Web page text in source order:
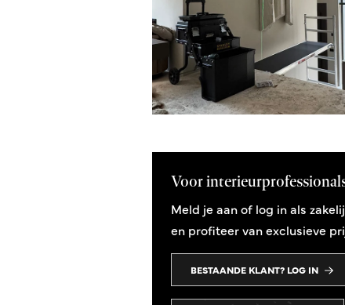
Voor
Meld je aan of log in als
en profiteer van exclusieve
BESTAANDE KLANT? LOG IN